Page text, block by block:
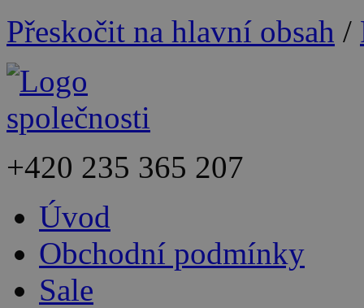
Přeskočit na hlavní obsah /
+420 235 365 207
Úvod
Obchodní podmínky
Sale